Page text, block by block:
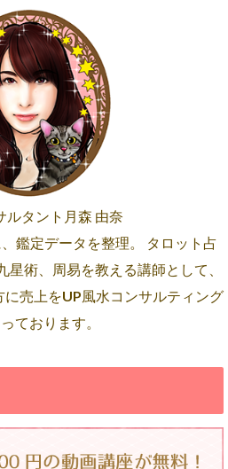
ルタント月森 由奈
鑑定データを整理。 タロット占
星術、周易を教える講師として、
売上をUP風水コンサルティング
ております。